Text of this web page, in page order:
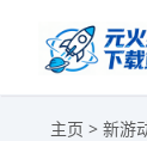
主页 > 新游